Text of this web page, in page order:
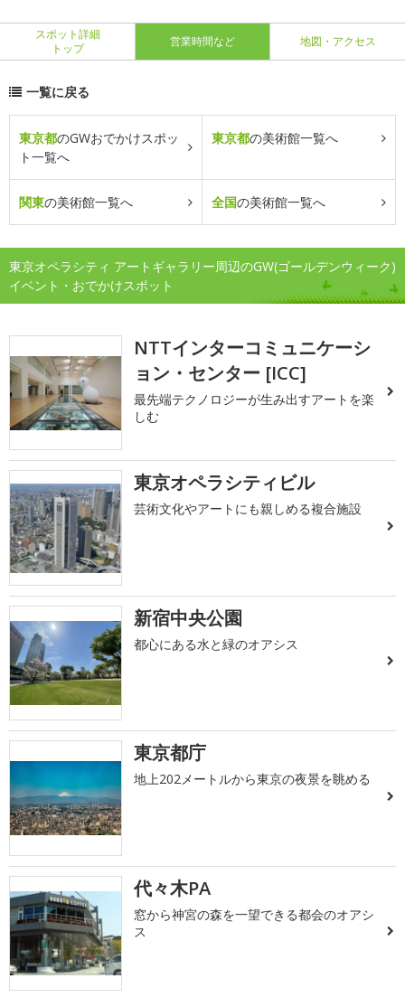
スポット詳細
トップ
営業時間など 地図・アクセス
一覧に戻る
東京都のGWおでかけスポッ
ト一覧へ
東京都の美術館一覧へ
関東の美術館一覧へ 全国の美術館一覧へ
東京オペラシティ アートギャラリー周辺のGW(ゴールデンウィーク)
イベント・おでかけスポット
NTTインターコミュニケーシ
ョン・センター [ICC]
最先端テクノロジーが生み出すアートを楽
しむ
東京オペラシティビル
芸術文化やアートにも親しめる複合施設
新宿中央公園
都心にある水と緑のオアシス
東京都庁
地上202メートルから東京の夜景を眺める
代々木PA
窓から神宮の森を一望できる都会のオアシ
ス